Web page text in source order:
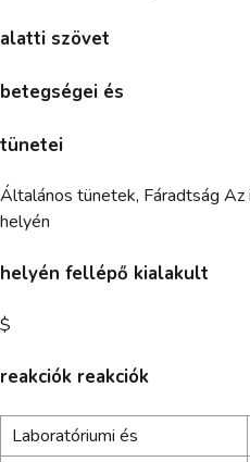
alatti szövet
betegségei és
tünetei
Általános tünetek, Fáradtság Az
helyén
helyén fellépő kialakult
$
reakciók reakciók
Laboratóriumi és